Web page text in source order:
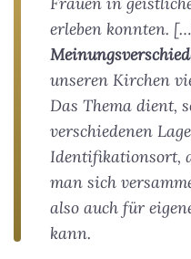
erleben konnten.
unseren Kirchen
Das Thema dient,
verschiedenen
Identifikationsort,
man sich
also auch für
kann.